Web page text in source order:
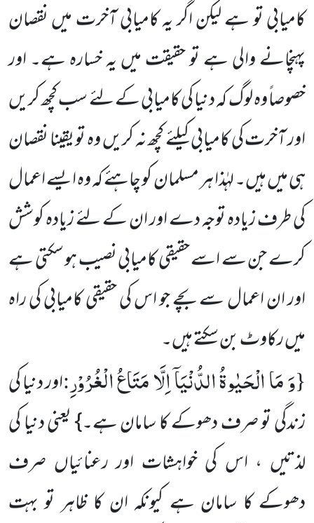
کامیابی تو ہے لیکن اگر یہ کامیابی آخرت میں نقصان
پہنچانے والی ہے تو حقیقت میں یہ خسارہ ہے۔ اور
خصوصاً وہ لوگ کہ دنیا کی کامیابی کے لئے سب کچھ کریں
اور آخرت کی کامیابی کیلئے کچھ نہ کریں وہ تو یقینا نقصان
ہی میں ہیں۔ لہٰذا ہر مسلمان کو چاہئے کہ وہ ایسے اعمال
کی طرف زیادہ توجہ دے اور ان کے لئے زیادہ کوشش
کرے جن سے اسے حقیقی کامیابی نصیب ہو سکتی ہے
اور ان اعمال سے بچے جو اس کی حقیقی کامیابی کی راہ
میں رکاوٹ بن سکتے ہیں۔
{وَ مَا الْحَیٰوةُ الدُّنْیَاۤ اِلَّا مَتَاعُ الْغُرُوْرِ:اور دنیا کی
زندگی تو صرف دھوکے کا سامان ہے۔} یعنی دنیا کی
لذتیں ، اس کی خواہشات اور رعنائیاں صرف
دھوکے کا سامان ہے کیونکہ ان کا ظاہر تو بہت